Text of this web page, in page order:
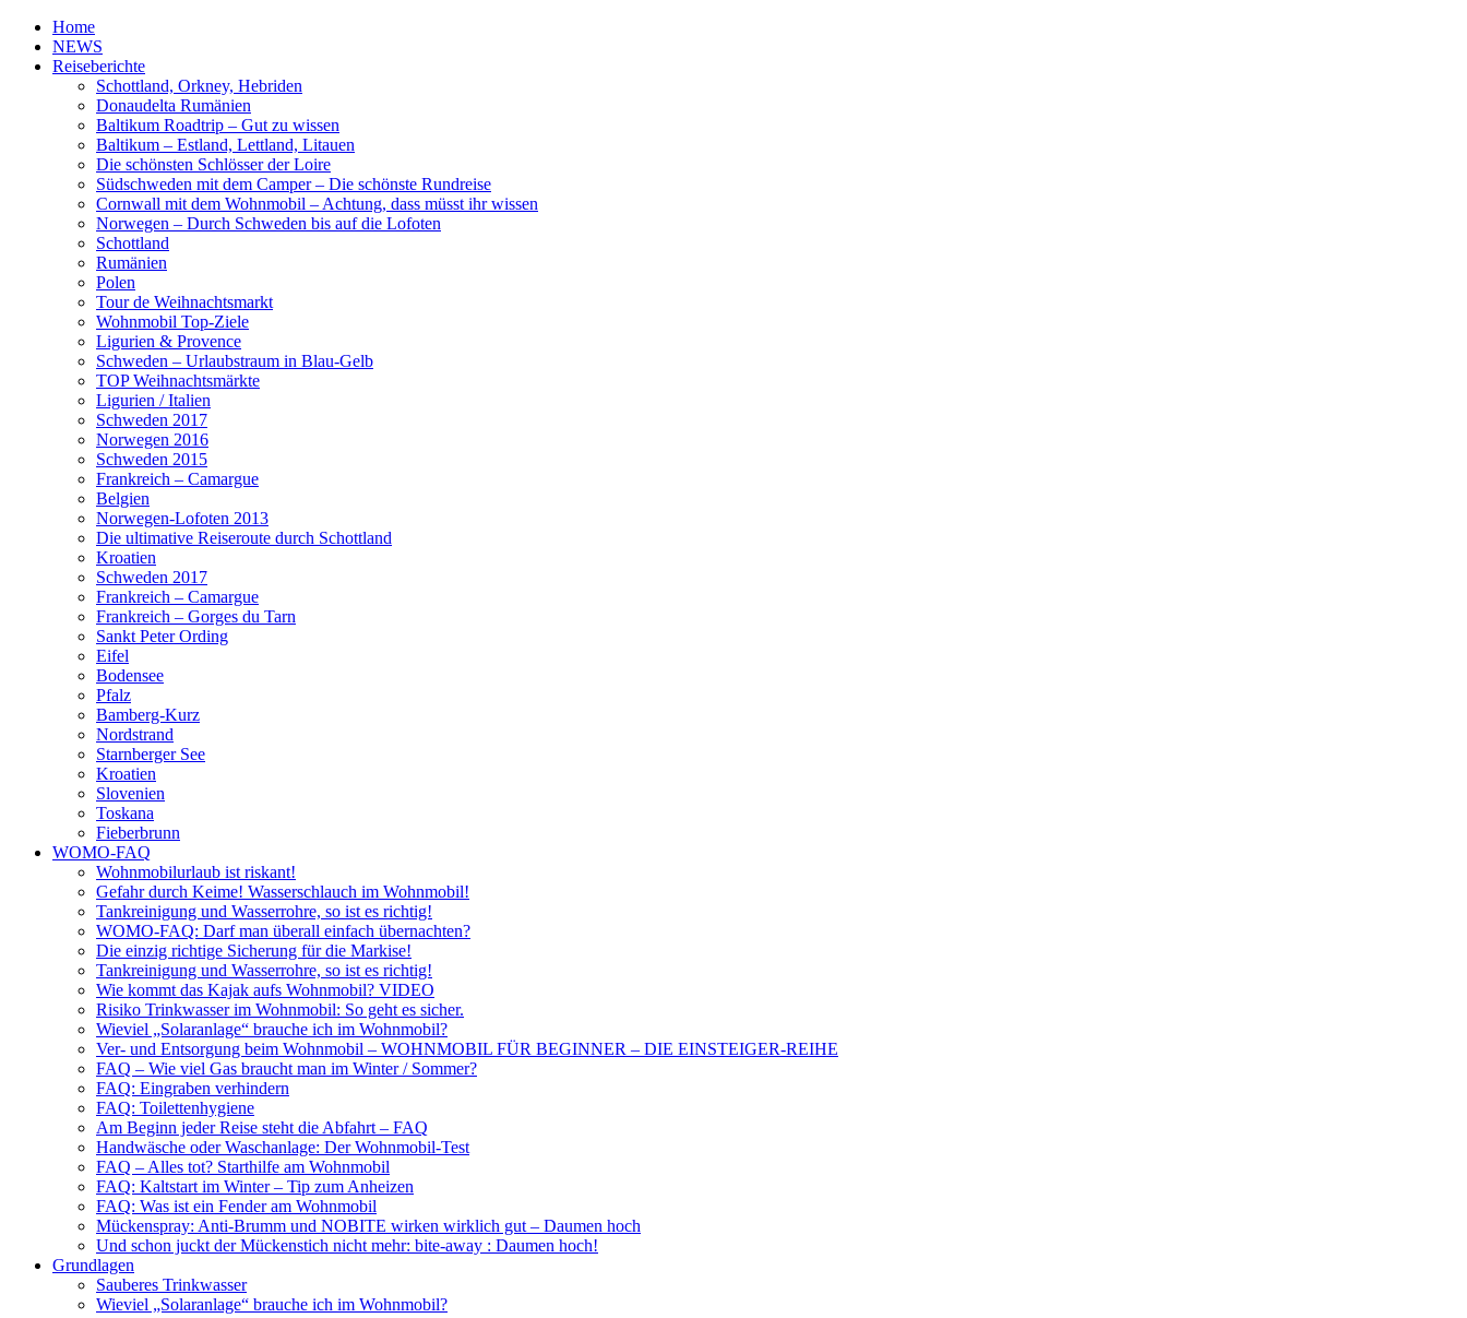
Home
NEWS
Reiseberichte
Schottland, Orkney, Hebriden
Donaudelta Rumänien
Baltikum Roadtrip – Gut zu wissen
Baltikum – Estland, Lettland, Litauen
Die schönsten Schlösser der Loire
Südschweden mit dem Camper – Die schönste Rundreise
Cornwall mit dem Wohnmobil – Achtung, dass müsst ihr wissen
Norwegen – Durch Schweden bis auf die Lofoten
Schottland
Rumänien
Polen
Tour de Weihnachtsmarkt
Wohnmobil Top-Ziele
Ligurien & Provence
Schweden – Urlaubstraum in Blau-Gelb
TOP Weihnachtsmärkte
Ligurien / Italien
Schweden 2017
Norwegen 2016
Schweden 2015
Frankreich – Camargue
Belgien
Norwegen-Lofoten 2013
Die ultimative Reiseroute durch Schottland
Kroatien
Schweden 2017
Frankreich – Camargue
Frankreich – Gorges du Tarn
Sankt Peter Ording
Eifel
Bodensee
Pfalz
Bamberg-Kurz
Nordstrand
Starnberger See
Kroatien
Slovenien
Toskana
Fieberbrunn
WOMO-FAQ
Wohnmobilurlaub ist riskant!
Gefahr durch Keime! Wasserschlauch im Wohnmobil!
Tankreinigung und Wasserrohre, so ist es richtig!
WOMO-FAQ: Darf man überall einfach übernachten?
Die einzig richtige Sicherung für die Markise!
Tankreinigung und Wasserrohre, so ist es richtig!
Wie kommt das Kajak aufs Wohnmobil? VIDEO
Risiko Trinkwasser im Wohnmobil: So geht es sicher.
Wieviel „Solaranlage“ brauche ich im Wohnmobil?
Ver- und Entsorgung beim Wohnmobil – WOHNMOBIL FÜR BEGINNER – DIE EINSTEIGER-REIHE
FAQ – Wie viel Gas braucht man im Winter / Sommer?
FAQ: Eingraben verhindern
FAQ: Toilettenhygiene
Am Beginn jeder Reise steht die Abfahrt – FAQ
Handwäsche oder Waschanlage: Der Wohnmobil-Test
FAQ – Alles tot? Starthilfe am Wohnmobil
FAQ: Kaltstart im Winter – Tip zum Anheizen
FAQ: Was ist ein Fender am Wohnmobil
Mückenspray: Anti-Brumm und NOBITE wirken wirklich gut – Daumen hoch
Und schon juckt der Mückenstich nicht mehr: bite-away : Daumen hoch!
Grundlagen
Sauberes Trinkwasser
Wieviel „Solaranlage“ brauche ich im Wohnmobil?